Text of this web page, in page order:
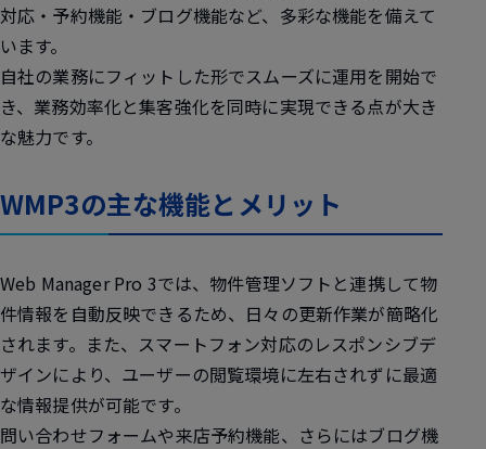
対応・予約機能・ブログ機能など、多彩な機能を備えて
います。
自社の業務にフィットした形でスムーズに運用を開始で
き、業務効率化と集客強化を同時に実現できる点が大き
な魅力です。
WMP3の主な機能とメリット
Web Manager Pro 3では、物件管理ソフトと連携して物
件情報を自動反映できるため、日々の更新作業が簡略化
されます。また、スマートフォン対応のレスポンシブデ
ザインにより、ユーザーの閲覧環境に左右されずに最適
な情報提供が可能です。
問い合わせフォームや来店予約機能、さらにはブログ機